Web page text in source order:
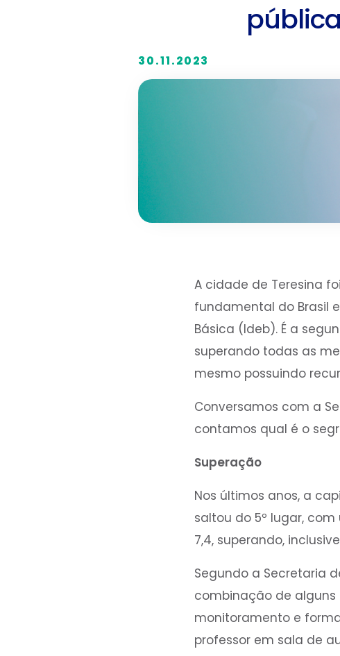
30.11.2023
A cidade de Teresina
fundamental do Brasil
Básica (Ideb). É a
superando todas as
mesmo possuindo
Conversamos com a
contamos qual é o
Superação
Nos últimos anos, a
saltou do 5º lugar, com
7,4, superando,
Segundo a Secretaria
combinação de
monitoramento e
professor em sala de